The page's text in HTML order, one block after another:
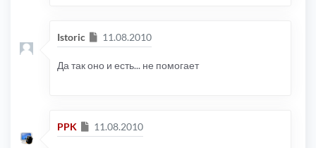
Istoric Сообщение
11.08.2010
Да так оно и есть... не помогает
PPK Сообщение
11.08.2010